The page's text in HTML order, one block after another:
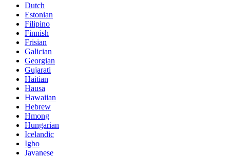
Dutch
Estonian
Filipino
Finnish
Frisian
Galician
Georgian
Gujarati
Haitian
Hausa
Hawaiian
Hebrew
Hmong
Hungarian
Icelandic
Igbo
Javanese